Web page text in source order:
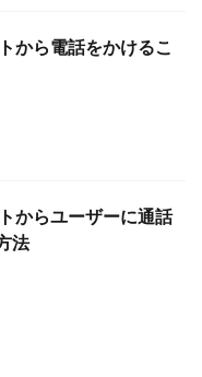
から電話をかけるこ
からユーザーに通話
法